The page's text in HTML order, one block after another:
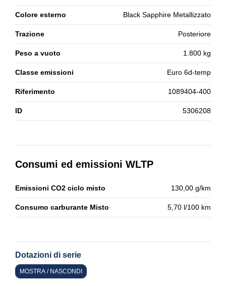
Colore esterno Black Sapphire Metallizzato
Trazione Posteriore
Peso a vuoto 1.800 kg
Classe emissioni Euro 6d-temp
Riferimento 1089404-400
ID 5306208
Consumi ed emissioni WLTP
Emissioni CO2 ciclo misto 130,00 g/km
Consumo carburante Misto 5,70 l/100 km
Dotazioni di serie
MOSTRA / NASCONDI